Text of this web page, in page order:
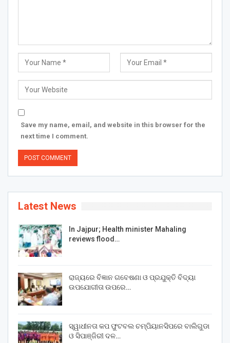
Save my name, email, and website in this browser for the
next time I comment.
Latest News
In Jajpur; Health minister Mahaling
reviews flood…
ରାଜ୍ୟରେ ବିଜ୍ଞାନ ଗବେଷଣା ଓ ପ୍ରଯୁକ୍ତି ବିଦ୍ୟା
ଉପଯୋଗୀତା ଉପରେ…
ସ୍ୱାଧୀନତା କପ ଫୁଟବଲ ଚମ୍ପିୟାନସିପରେ ବାଲିଗୁଡା
ଓ ସିପାଞ୍ଜିରୀ ଦଳ…